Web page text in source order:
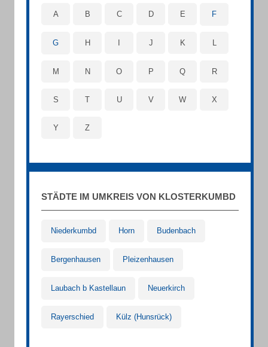
A B C D E F
G H J K L
M N O P Q R
S T U V W X
Y Z
STÄDTE IM UMKREIS VON KLOSTERKUMBD
Niederkumbd Horn Budenbach
Bergenhausen Pleizenhausen
Laubach b Kastellaun Neuerkirch
Rayerschied Külz (Hunsrück)